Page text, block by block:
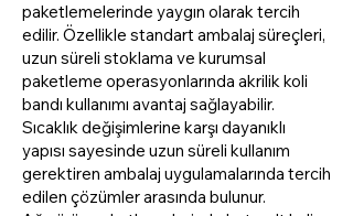
paketlemelerinde yaygın olarak tercih
edilir. Özellikle standart ambalaj süreçleri,
uzun süreli stoklama ve kurumsal
paketleme operasyonlarında akrilik koli
bandı kullanımı avantaj sağlayabilir.
Sıcaklık değişimlerine karşı dayanıklı
yapısı sayesinde uzun süreli kullanım
gerektiren ambalaj uygulamalarında tercih
edilen çözümler arasında bulunur.